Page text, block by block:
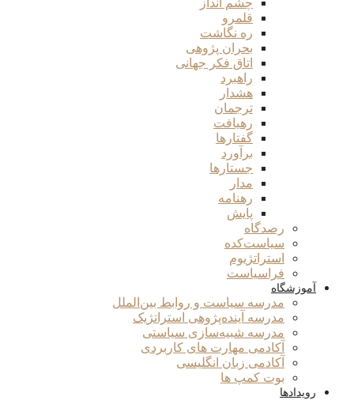
چشم انداز
قلمرو
ره نگاشت
بحران پژوهی
اتاق فکر جهانی
راهبرد
هشدار
ترجمان
رهیافت
گفتارها
برآورد
جستارها
مدار
رهنامه
پایش
رصدگاه
سیاست‌کده
استراتژیوم
فراسیاست
آموزشگاه
مدرسه سیاست و روابط بین‌الملل
مدرسه آینده‌پژوهی استراتژیک
مدرسه شبیه‌سازی سیاستی
آکادمی مهارت های کاربردی
آکادمی زبان انگلیسی
بوت کمپ ها
رویدادها